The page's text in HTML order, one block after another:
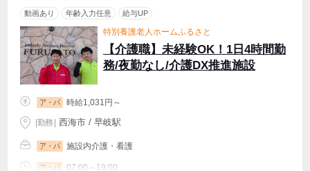
動画あり 年齢入力任意 給与UP
特別養護老人ホームふるさと
【介護職】未経験OK！1日4時間勤
務/夜勤なし/介護DX推進施設
ア・パ 時給1,031円～
|勤務 西海市 / 早岐駅
ア・パ 施設内介護・看護
ア・パ 07:00～19:00